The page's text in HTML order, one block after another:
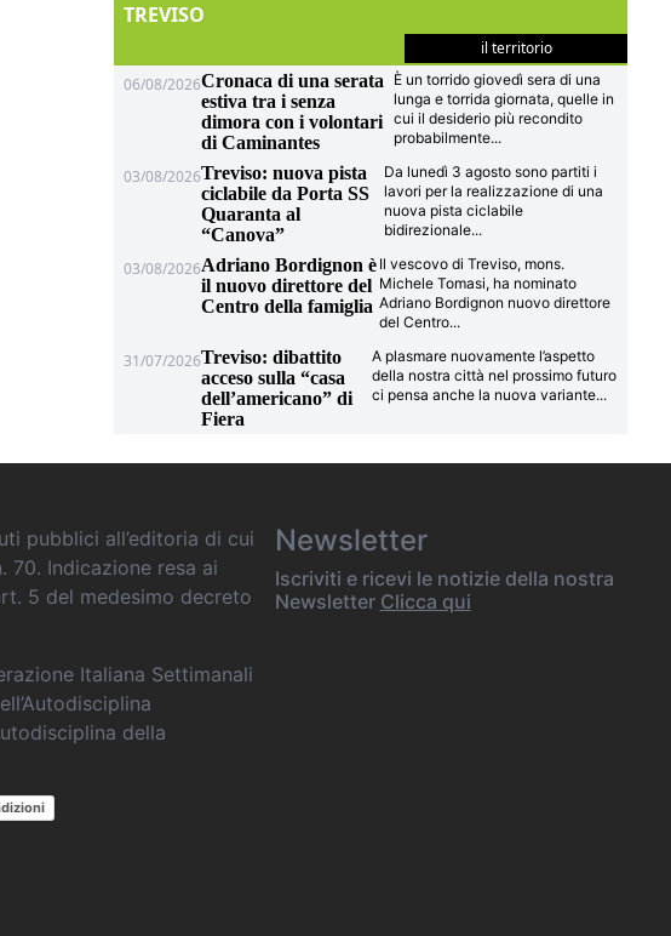
TREVISO
il territorio
06/08/2026Cronaca di una serata
estiva tra i senza
dimora con i volontari
di Caminantes
È un torrido giovedì sera di una
lunga e torrida giornata, quelle in
cui il desiderio più recondito
probabilmente...
03/08/2026Treviso: nuova pista
ciclabile da Porta SS
Quaranta al
“Canova”
Da lunedì 3 agosto sono partiti i
lavori per la realizzazione di una
nuova pista ciclabile
bidirezionale...
03/08/2026Adriano Bordignon è
il nuovo direttore del
Centro della famiglia
Il vescovo di Treviso, mons.
Michele Tomasi, ha nominato
Adriano Bordignon nuovo direttore
del Centro...
31/07/2026Treviso: dibattito
acceso sulla “casa
dell’americano” di
Fiera
A plasmare nuovamente l’aspetto
della nostra città nel prossimo futuro
ci pensa anche la nuova variante...
pubblici all’editoria di cui
70. Indicazione resa ai
5 del medesimo decreto
Italiana Settimanali
della
Newsletter
Iscriviti e ricevi le notizie della nostra
Newsletter Clicca qui